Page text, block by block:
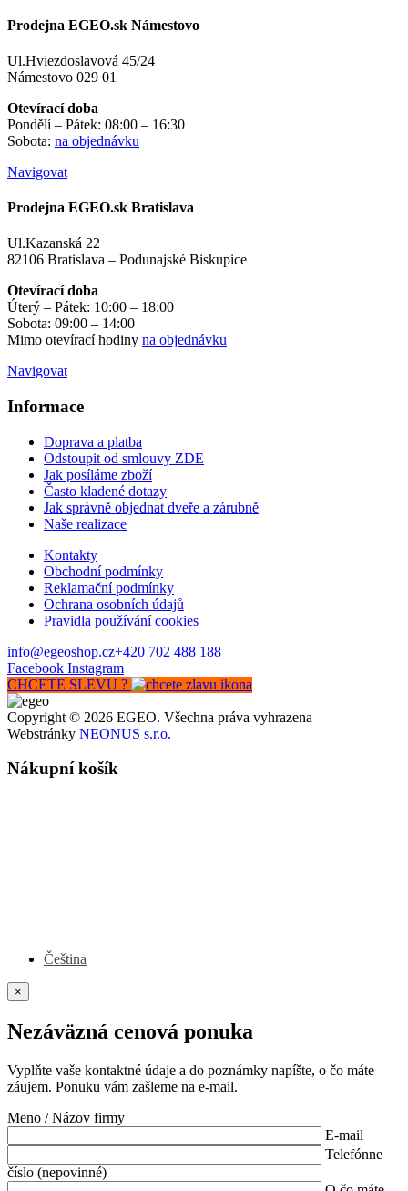
Prodejna EGEO.sk Námestovo
Ul.Hviezdoslavová 45/24
Námestovo 029 01
Otevírací doba
Pondělí – Pátek: 08:00 – 16:30
Sobota: na objednávku
Navigovat
Prodejna EGEO.sk Bratislava
Ul.Kazanská 22
82106 Bratislava – Podunajské Biskupice
Otevírací doba
Úterý – Pátek: 10:00 – 18:00
Sobota: 09:00 – 14:00
Mimo otevírací hodiny na objednávku
Navigovat
Informace
Doprava a platba
Odstoupit od smlouvy ZDE
Jak posíláme zboží
Často kladené dotazy
Jak správně objednat dveře a zárubně
Naše realizace
Kontakty
Obchodní podmínky
Reklamační podmínky
Ochrana osobních údajů
Pravidla používání cookies
info@egeoshop.cz+420 702 488 188
Facebook Instagram
CHCETE SLEVU ?
Copyright © 2026 EGEO. Všechna práva vyhrazena
Webstránky NEONUS s.r.o.
Nákupní košík
Čeština
×
Nezáväzná cenová ponuka
Vyplňte vaše kontaktné údaje a do poznámky napíšte, o čo máte
záujem. Ponuku vám zašleme na e-mail.
Meno / Názov firmy
E-mail
Telefónne
číslo (nepovinné)